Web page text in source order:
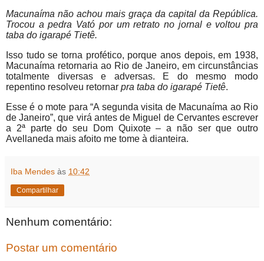
Macunaíma não achou mais graça da capital da República.
Trocou a pedra Vató por um retrato no jornal e voltou pra
taba do igarapé Tietê.
Isso tudo se torna profético, porque anos depois, em 1938,
Macunaíma retornaria ao Rio de Janeiro, em circunstâncias
totalmente diversas e adversas. E do mesmo modo
repentino resolveu retornar pra taba do igarapé Tietê.
Esse é o mote para “A segunda visita de Macunaíma ao Rio
de Janeiro”, que virá antes de Miguel de Cervantes escrever
a 2ª parte do seu Dom Quixote – a não ser que outro
Avellaneda mais afoito me tome à dianteira.
Iba Mendes às 10:42
Compartilhar
Nenhum comentário:
Postar um comentário